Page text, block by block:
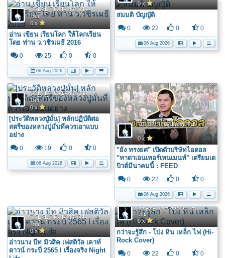
วิญญาณนิพพาน
ไทย
0 x
อ่าน เขียน เรียนโลก ให้โลกเรียน
โดย ท่าน ว.วชิรเมธี 2016
0 25 0 0
06 Aug 2026
0 x
สมมติ บัญญัติ
0 22 0 0
06 Aug 2026
วิญญาณนิพพาน
ไทย
0 x
[ประวัติหลวงปู่มั่น] หลักปฏิบัติต่อ
สตรีของหลวงปู่มั่นที่ควรเอาแบบ
อย่าง
0 19 0 0
06 Aug 2026
วิญญาณนิพพาน
ไทย
0 x
"ย้ง ทรงยศ" เปิดตัวบริษัทไอดอล
"ทาดาเอนเทอร์เทนเมนท์" เตรียมเด
บิวต์มีนาคมนี้ : FEED
0 22 0 0
06 Aug 2026
วิญญาณนิพพาน
ไทย
0 x
อ่าวนาง บีท มิวสิค เฟสติวัล เคาท์
ดาวน์ กระบี่ 2565 l เรื่องจริง Night
วิญญาณนิพพาน
ไทย
0 x
กว่าจะรู้สึก - โป่ง หิน เหล็ก ไฟ (Hi-
Rock Cover)
0 22 0 0